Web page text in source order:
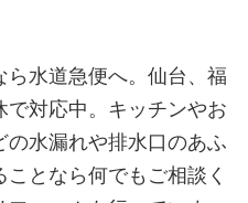
水道急便へ。仙台、福
対応中。キッチンやお
の水漏れや排水口のあふ
となら何でもご相談く